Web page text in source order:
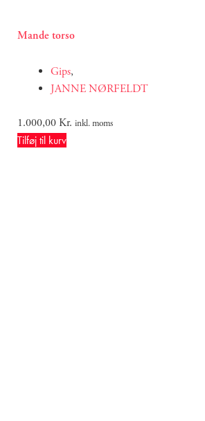
Mande torso
Gips,
JANNE NØRFELDT
1.000,00Kr. inkl. moms
Tilføj til kurv